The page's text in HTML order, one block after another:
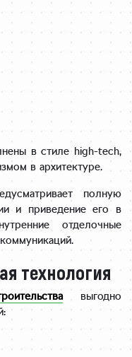
в стиле high-tech,
в архитектуре.
полную
и приведение его в
отделочные
технология
выгодно